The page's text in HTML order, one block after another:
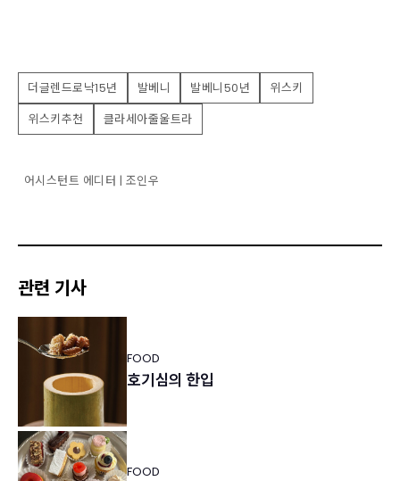
더글렌드로낙15년 발베니 발베니50년
위스키
위스키추천
클라세아줄울트라
어시스턴트 에디터 | 조인우
관련 기사
FOOD
호기심의 한입
FOOD